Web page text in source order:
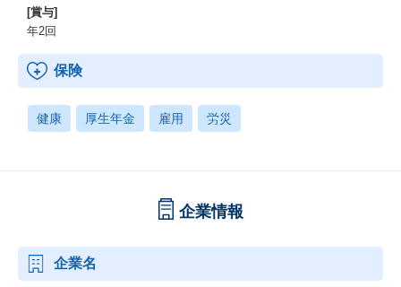
[賞与]
年2回
保険
健康 厚生年金 雇用 労災
企業情報
企業名